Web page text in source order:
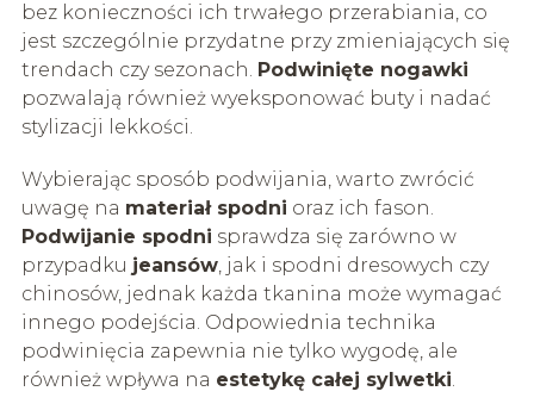
bez konieczności ich trwałego przerabiania, co
jest szczególnie przydatne przy zmieniających się
trendach czy sezonach. Podwinięte nogawki
pozwalają również wyeksponować buty i nadać
stylizacji lekkości.
Wybierając sposób podwijania, warto zwrócić
uwagę na materiał spodni oraz ich fason.
Podwijanie spodni sprawdza się zarówno w
przypadku jeansów, jak i spodni dresowych czy
chinosów, jednak każda tkanina może wymagać
innego podejścia. Odpowiednia technika
podwinięcia zapewnia nie tylko wygodę, ale
również wpływa na estetykę całej sylwetki.